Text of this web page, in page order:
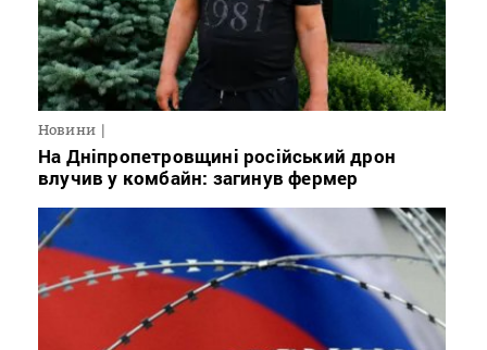
Новини
На Дніпропетровщині російський дрон
влучив у комбайн: загинув фермер